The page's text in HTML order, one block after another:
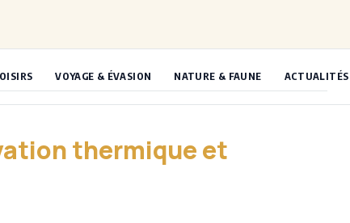
VOYAGE & ÉVASION NATURE & FAUNE ACTUALITÉS
thermique et